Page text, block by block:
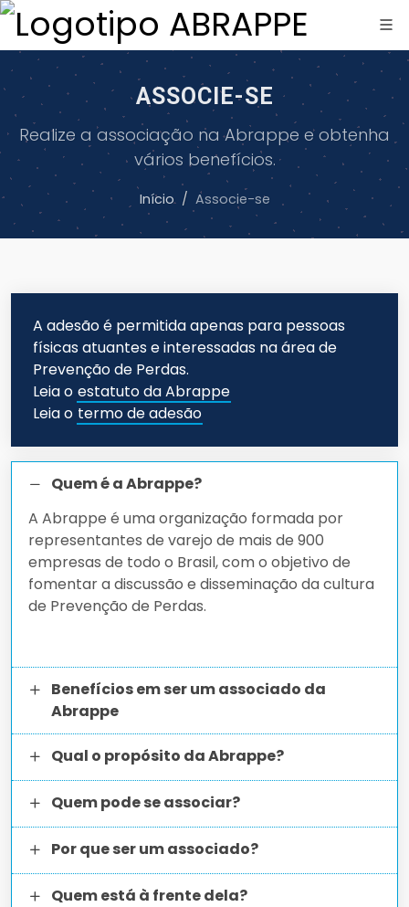
ASSOCIE-SE
Realize a associação na Abrappe e obtenha
vários benefícios.
Início Associe-se
A adesão é permitida apenas para pessoas
físicas atuantes e interessadas na área de
Prevenção de Perdas.
Leia o estatuto da Abrappe
Leia o termo de adesão
Quem é a Abrappe?
A Abrappe é uma organização formada por
representantes de varejo de mais de 900
empresas de todo o Brasil, com o objetivo de
fomentar a discussão e disseminação da cultura
de Prevenção de Perdas.
Benefícios em ser um associado da
Abrappe
Qual o propósito da Abrappe?
Quem pode se associar?
Por que ser um associado?
Quem está à frente dela?